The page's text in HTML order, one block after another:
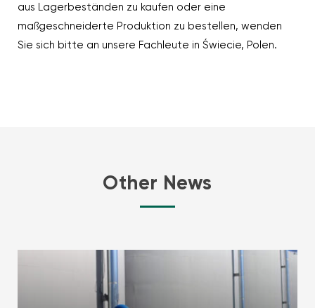
aus Lagerbeständen zu kaufen oder eine
maßgeschneiderte Produktion zu bestellen, wenden
Sie sich bitte an unsere Fachleute in Świecie, Polen.
Other News